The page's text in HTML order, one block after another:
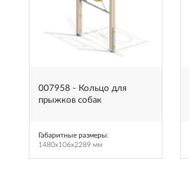
007958 - Кольцо для
прыжков собак
Габаритные размеры:
1480x106x2289 мм